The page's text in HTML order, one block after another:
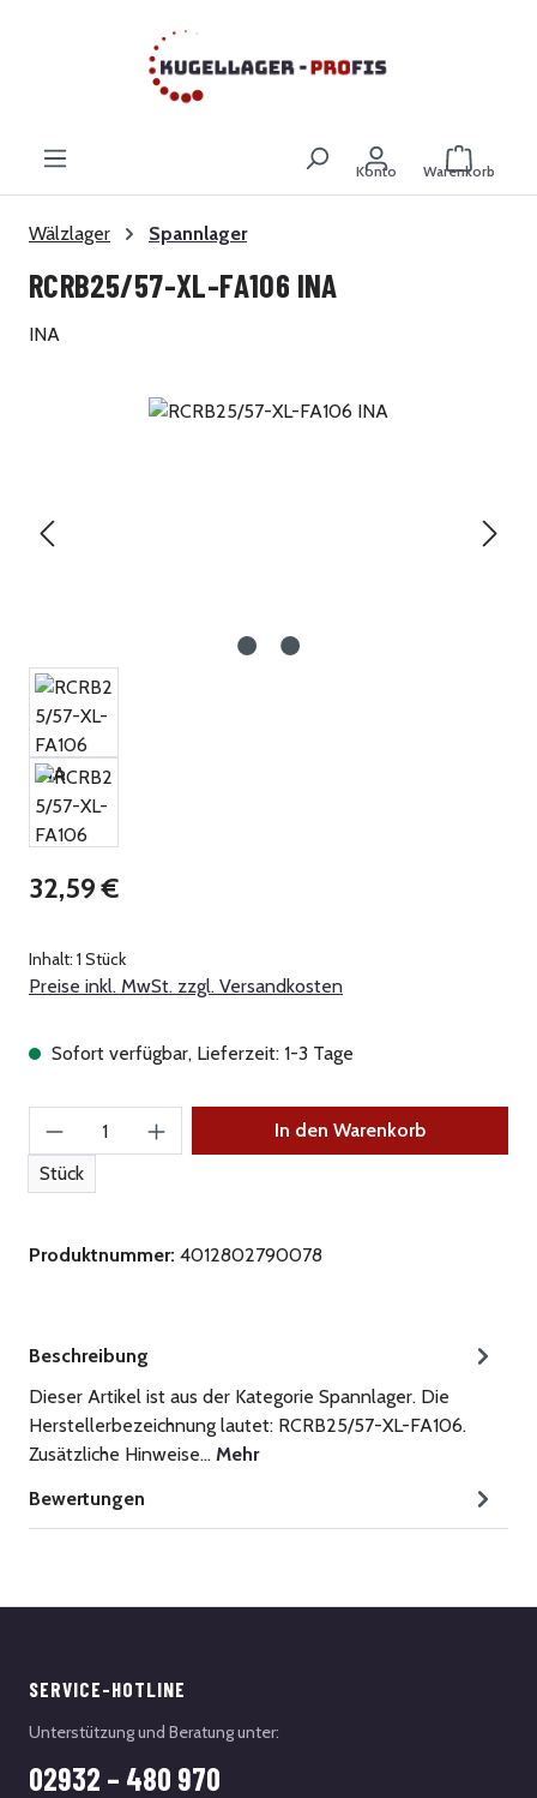
Zum Hauptinhalt springen
Konto Warenkorb
Wälzlager Spannlager
RCRB25/57-XL-FA106 INA
INA
Bildergalerie überspringen
Regulärer Preis:
32,59 €
Inhalt: 1 Stück
Preise inkl. MwSt. zzgl. Versandkosten
Sofort verfügbar, Lieferzeit: 1-3 Tage
Produkt Anzahl: Gib den gewünschten Wert
Stück
In den Warenkorb
Produktnummer: 4012802790078
Beschreibung
Dieser Artikel ist aus der Kategorie Spannlager. Die
Herstellerbezeichnung lautet: RCRB25/57-XL-FA106.
Zusätzliche Hinweise… Mehr
Bewertungen
SERVICE-HOTLINE
Unterstützung und Beratung unter:
02932 – 480 970